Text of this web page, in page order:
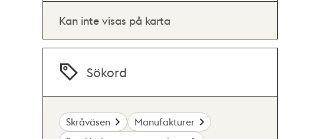
Kan inte visas på karta
Sökord
Skråväsen
Manufakturer